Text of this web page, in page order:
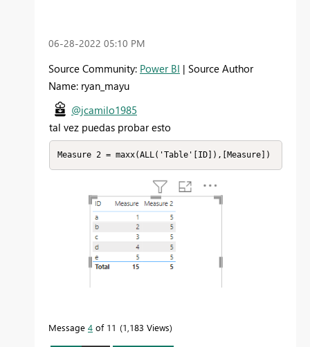
‎06-28-2022 05:10 PM
Source Community: Power BI | Source Author
Name: ryan_mayu
@jcamilo1985
tal vez puedas probar esto
Measure 2 = maxx(ALL('Table'[ID]),[Measure])
Message 4 of 11 1,183 Views